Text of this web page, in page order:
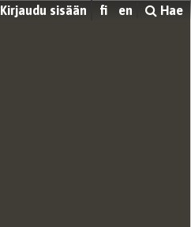
Kirjaudu sisään fi en Hae